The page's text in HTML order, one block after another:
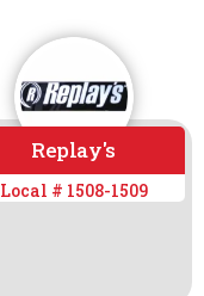
Replay's
Local # 1508-1509